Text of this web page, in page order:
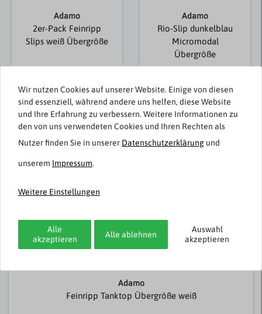
Adamo
2er-Pack Feinripp
Slips weiß Übergröße
Adamo
Rio-Slip dunkelblau
Micromodal
Übergröße
Passend dazu
Adamo
Feinripp Tanktop Übergröße weiß
Wir nutzen Cookies auf unserer Website. Einige von diesen
sind essenziell, während andere uns helfen, diese Website
und Ihre Erfahrung zu verbessern. Weitere Informationen zu
den von uns verwendeten Cookies und Ihren Rechten als
Nutzer finden Sie in unserer Daten­schutz­erklärung und
unserem Impressum.
Weitere Einstellungen
Alle
akzeptieren
Alle ablehnen
Auswahl
akzeptieren